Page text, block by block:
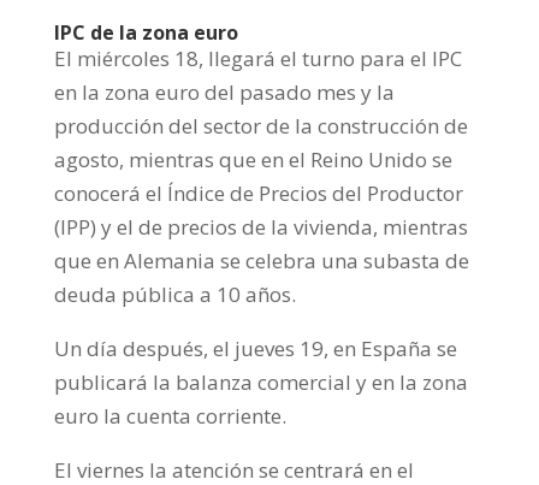
IPC de la zona euro
El miércoles 18, llegará el turno para el IPC
en la zona euro del pasado mes y la
producción del sector de la construcción de
agosto, mientras que en el Reino Unido se
conocerá el Índice de Precios del Productor
(IPP) y el de precios de la vivienda, mientras
que en Alemania se celebra una subasta de
deuda pública a 10 años.
Un día después, el jueves 19, en España se
publicará la balanza comercial y en la zona
euro la cuenta corriente.
El viernes la atención se centrará en el